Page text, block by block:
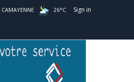
CAMAYENNE 26°C Sign in